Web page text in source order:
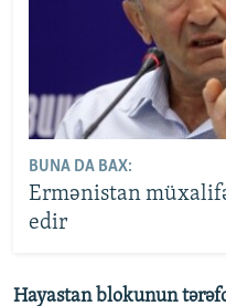
BUNA DA BAX:
Ermənistan
edir
Hayastan blokunun